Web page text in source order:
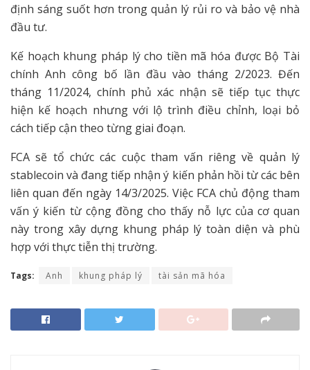
định sáng suốt hơn trong quản lý rủi ro và bảo vệ nhà
đầu tư.
Kế hoạch khung pháp lý cho tiền mã hóa được Bộ Tài
chính Anh công bố lần đầu vào tháng 2/2023. Đến
tháng 11/2024, chính phủ xác nhận sẽ tiếp tục thực
hiện kế hoạch nhưng với lộ trình điều chỉnh, loại bỏ
cách tiếp cận theo từng giai đoạn.
FCA sẽ tổ chức các cuộc tham vấn riêng về quản lý
stablecoin và đang tiếp nhận ý kiến phản hồi từ các bên
liên quan đến ngày 14/3/2025. Việc FCA chủ động tham
vấn ý kiến từ cộng đồng cho thấy nỗ lực của cơ quan
này trong xây dựng khung pháp lý toàn diện và phù
hợp với thực tiễn thị trường.
Tags: Anh khung pháp lý tài sản mã hóa